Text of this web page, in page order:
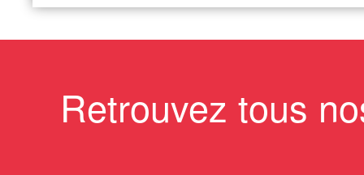
Retrouvez tous